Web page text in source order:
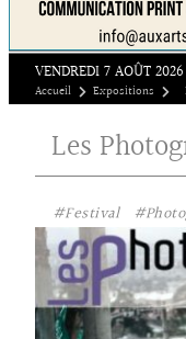
VENDREDI 7 AOÛT 2026
Accueil Expositions
Les
#Festival